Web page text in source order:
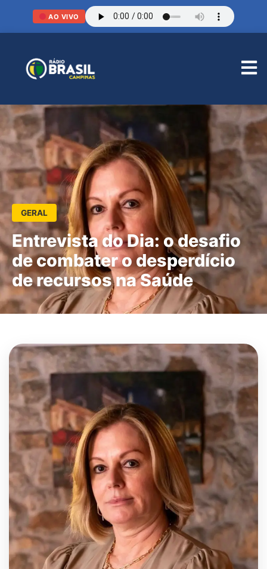
AO VIVO
GERAL
Entrevista do Dia: o desafio
de combater o desperdício
de recursos na Saúde